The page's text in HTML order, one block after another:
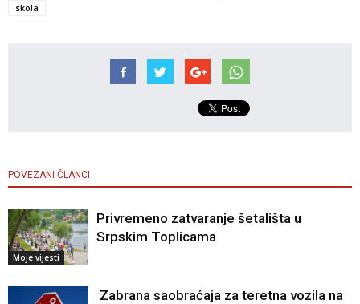
skola
POVEZANI ČLANCI
Moje vijesti
Privremeno zatvaranje šetališta u
Srpskim Toplicama
Zabrana saobraćaja za teretna vozila na